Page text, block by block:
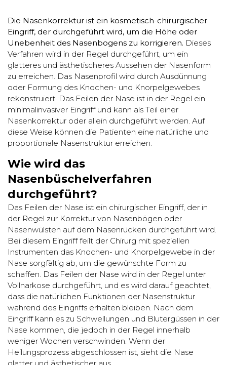
Die Nasenkorrektur ist ein kosmetisch-chirurgischer
Eingriff, der durchgeführt wird, um die Höhe oder
Unebenheit des Nasenbogens zu korrigieren. Dieses
Verfahren wird in der Regel durchgeführt, um ein
glatteres und ästhetischeres Aussehen der Nasenform
zu erreichen. Das Nasenprofil wird durch Ausdünnung
oder Formung des Knochen- und Knorpelgewebes
rekonstruiert. Das Feilen der Nase ist in der Regel ein
minimalinvasiver Eingriff und kann als Teil einer
Nasenkorrektur oder allein durchgeführt werden. Auf
diese Weise können die Patienten eine natürliche und
proportionale Nasenstruktur erreichen.
Wie wird das
Nasenbüschelverfahren
durchgeführt?
Das Feilen der Nase ist ein chirurgischer Eingriff, der in
der Regel zur Korrektur von Nasenbögen oder
Nasenwülsten auf dem Nasenrücken durchgeführt wird.
Bei diesem Eingriff feilt der Chirurg mit speziellen
Instrumenten das Knochen- und Knorpelgewebe in der
Nase sorgfältig ab, um die gewünschte Form zu
schaffen. Das Feilen der Nase wird in der Regel unter
Vollnarkose durchgeführt, und es wird darauf geachtet,
dass die natürlichen Funktionen der Nasenstruktur
während des Eingriffs erhalten bleiben. Nach dem
Eingriff kann es zu Schwellungen und Blutergüssen in der
Nase kommen, die jedoch in der Regel innerhalb
weniger Wochen verschwinden. Wenn der
Heilungsprozess abgeschlossen ist, sieht die Nase